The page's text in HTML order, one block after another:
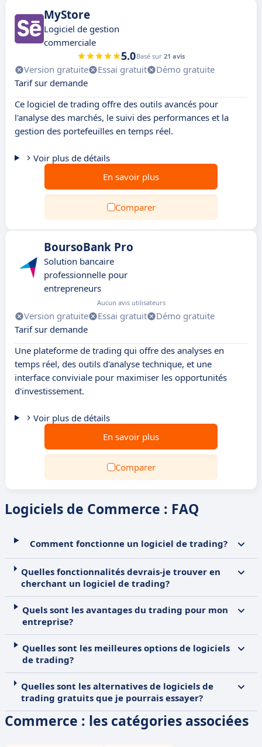
MyStore
Logiciel de gestion
commerciale
5.0Basé sur 21 avis
Version gratuite Essai gratuit
Démo gratuite
Tarif sur demande
Ce logiciel de trading offre des outils avancés pour
l'analyse des marchés, le suivi des performances et la
gestion des portefeuilles en temps réel.
Voir plus de détails
En savoir plus
Comparer
BoursoBank Pro
Solution bancaire
professionnelle pour
entrepreneurs
Aucun avis utilisateurs
Version gratuite Essai gratuit
Démo gratuite
Tarif sur demande
Une plateforme de trading qui offre des analyses en
temps réel, des outils d'analyse technique, et une
interface conviviale pour maximiser les opportunités
d'investissement.
Voir plus de détails
En savoir plus
Comparer
Logiciels de Commerce : FAQ
Comment fonctionne un logiciel de trading?
Quelles fonctionnalités devrais-je trouver en
cherchant un logiciel de trading?
Quels sont les avantages du trading pour mon
entreprise?
Quelles sont les meilleures options de logiciels
de trading?
Quelles sont les alternatives de logiciels de
trading gratuits que je pourrais essayer?
Commerce : les catégories associées